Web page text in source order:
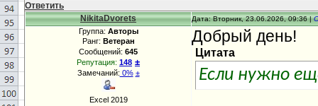
Ответить
NikitaDvorets
Дата: Вторник, 23.06.2026, 09:36 |
Группа: Авторы
Ранг: Ветеран
Сообщений: 645
Репутация: 148 ±
Замечаний: 0% ±
Excel 2019
Добрый день!
Цитата
Если нужно